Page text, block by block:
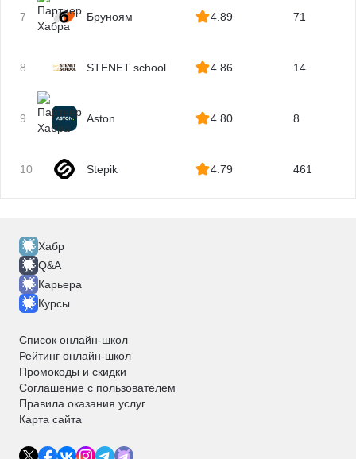
7 Бруноям 4.89 71
8 STENET school 4.86 14
9 Aston 4.80 8
10 Stepik 4.79 461
Хабр
Q&A
Карьера
Курсы
Список онлайн-школ
Рейтинг онлайн-школ
Промокоды и скидки
Соглашение с пользователем
Правила оказания услуг
Карта сайта